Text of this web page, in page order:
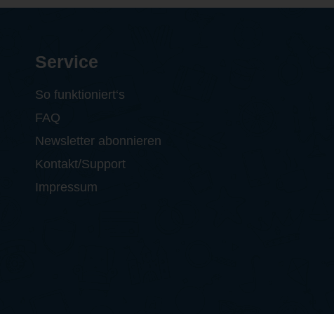
Service
So funktioniert‘s
FAQ
Newsletter abonnieren
Kontakt/Support
Impressum